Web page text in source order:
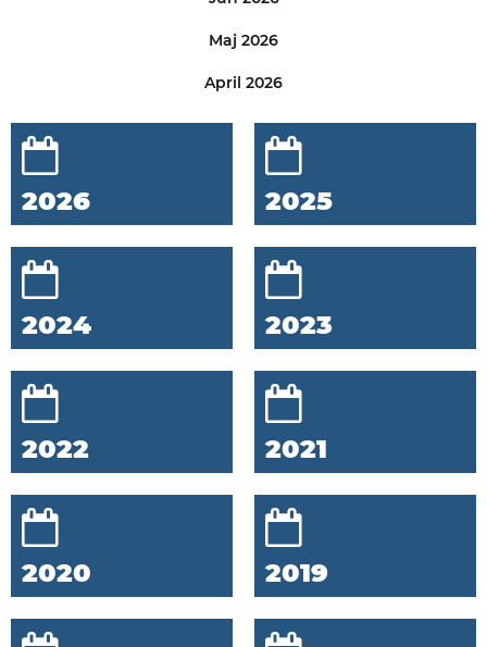
Maj 2026
April 2026
2026 2025
2024 2023
2022 2021
2020 2019